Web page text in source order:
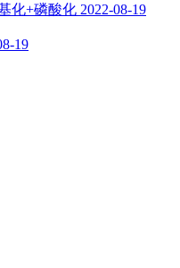
化+磷酸化 2022-08-19
19